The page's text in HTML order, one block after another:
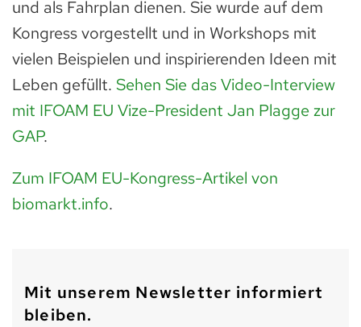
und als Fahrplan dienen. Sie wurde auf dem
Kongress vorgestellt und in Workshops mit
vielen Beispielen und inspirierenden Ideen mit
Leben gefüllt. Sehen Sie das Video-Interview
mit IFOAM EU Vize-President Jan Plagge zur
GAP.
Zum IFOAM EU-Kongress-Artikel von
biomarkt.info.
Mit unserem Newsletter informiert
bleiben.